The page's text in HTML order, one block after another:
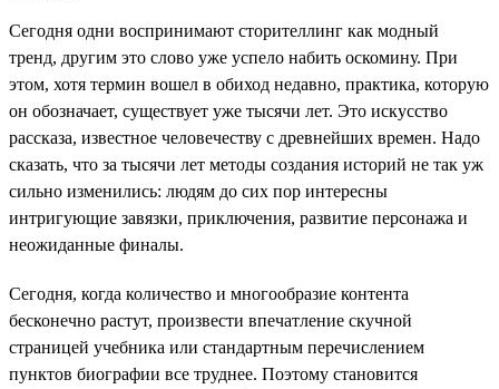
Сегодня одни воспринимают сторителлинг как модный
тренд, другим это слово уже успело набить оскомину. При
этом, хотя термин вошел в обиход недавно, практика, которую
он обозначает, существует уже тысячи лет. Это искусство
рассказа, известное человечеству с древнейших времен. Надо
сказать, что за тысячи лет методы создания историй не так уж
сильно изменились: людям до сих пор интересны
интригующие завязки, приключения, развитие персонажа и
неожиданные финалы.
Сегодня, когда количество и многообразие контента
бесконечно растут, произвести впечатление скучной
страницей учебника или стандартным перечислением
пунктов биографии все труднее. Поэтому становится